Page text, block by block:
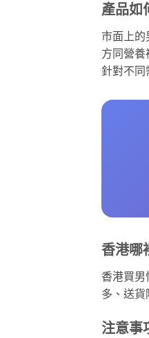
產品如
市面上的
方同營養
針對不同
香港哪
香港買
多、送貨
注意事